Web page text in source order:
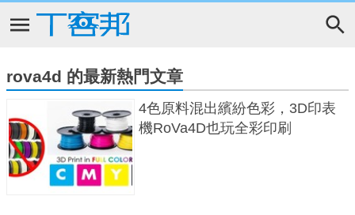
rova4d 的最新熱門文章
4色原料混出繽紛色彩，3D印表
機RoVa4D也玩全彩印刷